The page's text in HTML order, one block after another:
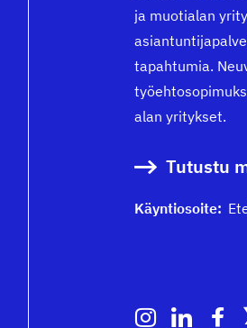
ja muotialan
tapahtumia.
alan yritykset.
Tutustu
Käyntiosoite: